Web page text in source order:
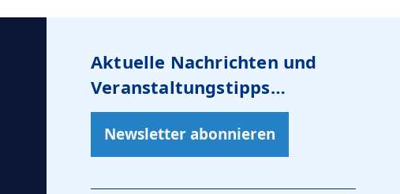
Aktuelle Nachrichten und
Veranstaltungstipps…
Newsletter abonnieren